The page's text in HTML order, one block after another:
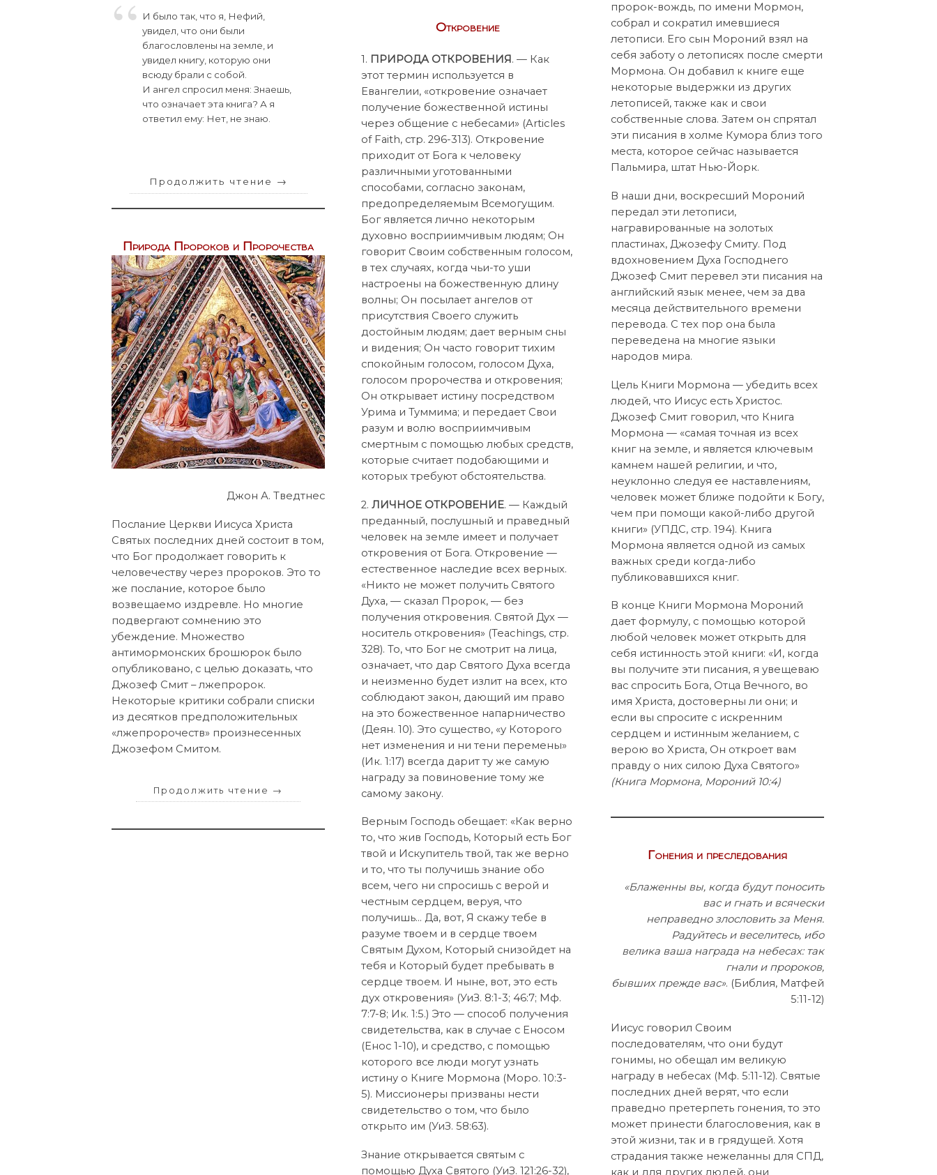
пророк-вождь, по имени Мормон,
собрал и сократил имевшиеся
летописи. Его сын Мороний взял на
себя заботу о летописях после смерти
Мормона. Он добавил к книге еще
некоторые выдержки из других
летописей, также как и свои
собственные слова. Затем он спрятал
эти писания в холме Кумора близ того
места, которое сейчас называется
Пальмира, штат Нью-Йорк.
В наши дни, воскресший Мороний
передал эти летописи,
награвированные на золотых
пластинах, Джозефу Смиту. Под
вдохновением Духа Господнего
Джозеф Смит перевел эти писания на
английский язык менее, чем за два
месяца действительного времени
перевода. С тех пор она была
переведена на многие языки
народов мира.
Цель Книги Мормона — убедить всех
людей, что Иисус есть Христос.
Джозеф Смит говорил, что Книга
Мормона — «самая точная из всех
книг на земле, и является ключевым
камнем нашей религии, и что,
неуклонно следуя ее наставлениям,
человек может ближе подойти к Богу,
чем при помощи какой-либо другой
книги» (УПДС, стр. 194). Книга
Мормона является одной из самых
важных среди когда-либо
публиковавшихся книг.
В конце Книги Мормона Мороний
дает формулу, с помощью которой
любой человек может открыть для
себя истинность этой книги: «И, когда
вы получите эти писания, я увещеваю
вас спросить Бога, Отца Вечного, во
имя Христа, достоверны ли они; и
если вы спросите с искренним
сердцем и истинным желанием, с
верою во Христа, Он откроет вам
правду о них силою Духа Святого»
(Книга Мормона, Мороний 10:4)
И было так, что я, Нефий,
увидел, что они были
благословлены на земле, и
увидел книгу, которую они
всюду брали с собой.
И ангел спросил меня: Знаешь,
что означает эта книга? А я
ответил ему: Нет, не знаю.
Продолжить чтение →
Откровение
1. ПРИРОДА ОТКРОВЕНИЯ. — Как
этот термин используется в
Евангелии, «откровение означает
получение божественной истины
через общение с небесами» (Articles
of Faith, стр. 296-313). Откровение
приходит от Бога к человеку
различными уготованными
способами, согласно законам,
предопределяемым Всемогущим.
Бог является лично некоторым
духовно восприимчивым людям; Он
говорит Своим собственным голосом,
в тех случаях, когда чьи-то уши
настроены на божественную длину
волны; Он посылает ангелов от
присутствия Своего служить
достойным людям; дает верным сны
и видения; Он часто говорит тихим
спокойным голосом, голосом Духа,
голосом пророчества и откровения;
Он открывает истину посредством
Урима и Туммима; и передает Свои
разум и волю восприимчивым
смертным с помощью любых средств,
которые считает подобающими и
которых требуют обстоятельства.
2.ЛИЧНОЕ ОТКРОВЕНИЕ. — Каждый
преданный, послушный и праведный
человек на земле имеет и получает
откровения от Бога. Откровение —
естественное наследие всех верных.
«Никто не может получить Святого
Духа, — сказал Пророк, — без
получения откровения. Святой Дух —
носитель откровения» (Teachings, стp.
328). То, что Бог не смотрит на лица,
означает, что дар Святого Духа всегда
и неизменно будет излит на всех, кто
соблюдают закон, дающий им право
на это божественное напарничество
(Деян. 10). Это существо, «у Которого
нет изменения и ни тени перемены»
(Ик. 1:17) всегда дарит ту же самую
награду за повиновение тому же
самому закону.
Верным Господь обещает: «Как верно
то, что жив Господь, Который есть Бог
твой и Искупитель твой, так же верно
и то, что ты получишь знание обо
всем, чего ни спросишь с верой и
честным сердцем, веруя, что
получишь… Да, вот, Я скажу тебе в
разуме твоем и в сердце твоем
Святым Духом, Который снизойдет на
тебя и Который будет пребывать в
сердце твоем. И ныне, вот, это есть
дух откровения» (УиЗ. 8:1-3; 46:7; Мф.
7:7-8; Ик. 1:5.) Это — способ получения
свидетельства, как в случае с Еносом
(Енос 1-10), и средство, с помощью
которого все люди могут узнать
истину о Книге Мормона (Моро. 10:3-
5). Миссионеры призваны нести
свидетельство о том, что было
открыто им (УиЗ. 58:63).
Знание открывается святым с
помощью Духа Святого (УиЗ. 121:26-32),
Природа Пророков и Пророчества
Джон А. Тведтнес
Послание Церкви Иисуса Христа
Святых последних дней состоит в том,
что Бог продолжает говорить к
человечеству через пророков. Это то
же послание, которое было
возвещаемо издревле. Но многие
подвергают сомнению это
убеждение. Множество
антимормонских брошюрок было
опубликовано, с целью доказать, что
Джозеф Смит – лжепророк.
Некоторые критики собрали списки
из десятков предположительных
«лжепророчеств» произнесенных
Джозефом Смитом.
Продолжить чтение →
Гонения и преследования
«Блаженны вы, когда будут поносить
вас и гнать и всячески
неправедно злословить за Меня.
Радуйтесь и веселитесь, ибо
велика ваша награда на небесах: так
гнали и пророков,
бывших прежде вас». (Библия, Матфей
5:11-12)
Иисус говорил Своим
последователям, что они будут
гонимы, но обещал им великую
награду в небесах (Mф. 5:11-12). Святые
последних дней верят, что если
праведно претерпеть гонения, то это
может принести благословения, как в
этой жизни, так и в грядущей. Хотя
страдания также нежеланны для СПД,
как и для других людей, они